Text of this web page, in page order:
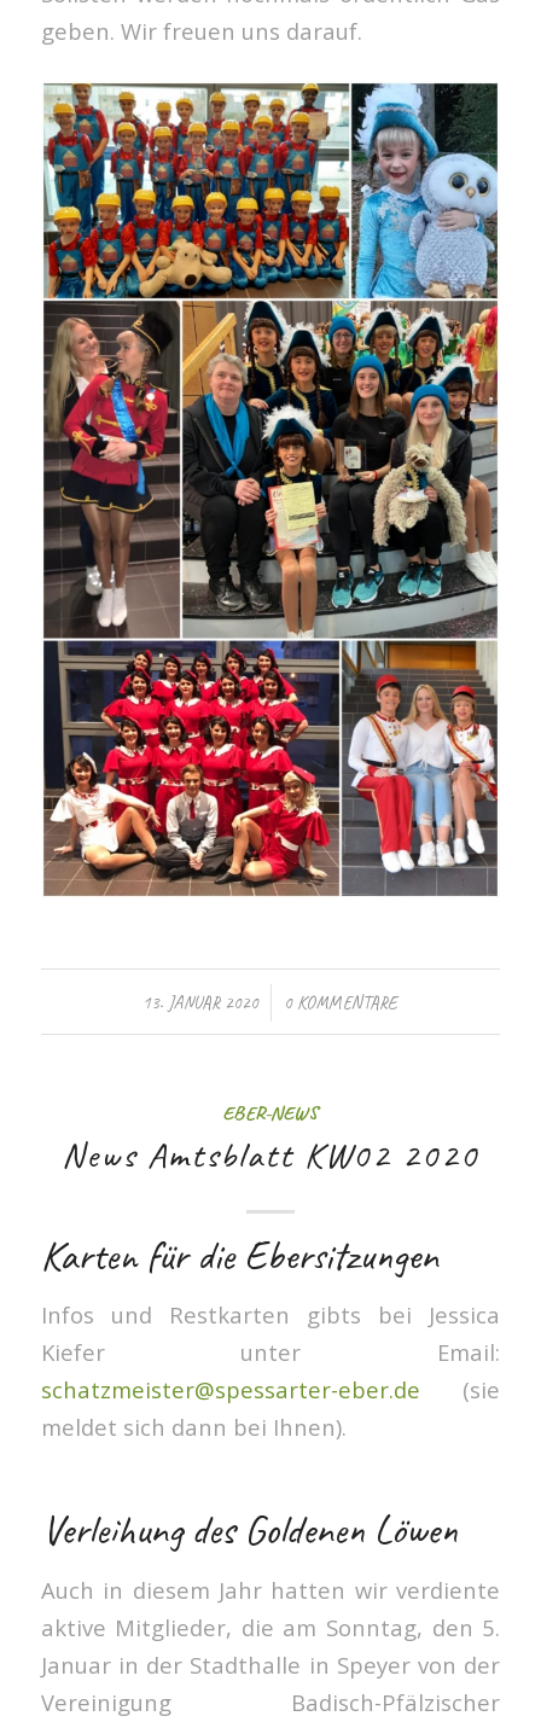
geben. Wir freuen uns darauf.
13. JANUAR 2020
/ 0 KOMMENTARE
EBER-NEWS
News Amtsblatt KW02 2020
Karten für die Ebersitzungen
Infos und Restkarten gibts bei Jessica
Kiefer unter Email:
schatzmeister@spessarter-eber.de (sie
meldet sich dann bei Ihnen).
Verleihung des Goldenen Löwen
Auch in diesem Jahr hatten wir verdiente
aktive Mitglieder, die am Sonntag, den 5.
Januar in der Stadthalle in Speyer von der
Vereinigung Badisch-Pfälzischer